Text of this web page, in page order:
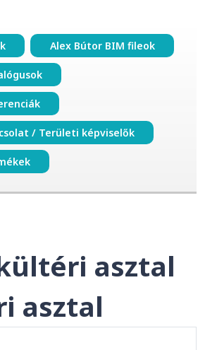
Alex Bútor BIM fileok
/ Területi képviselők
asztal
asztal